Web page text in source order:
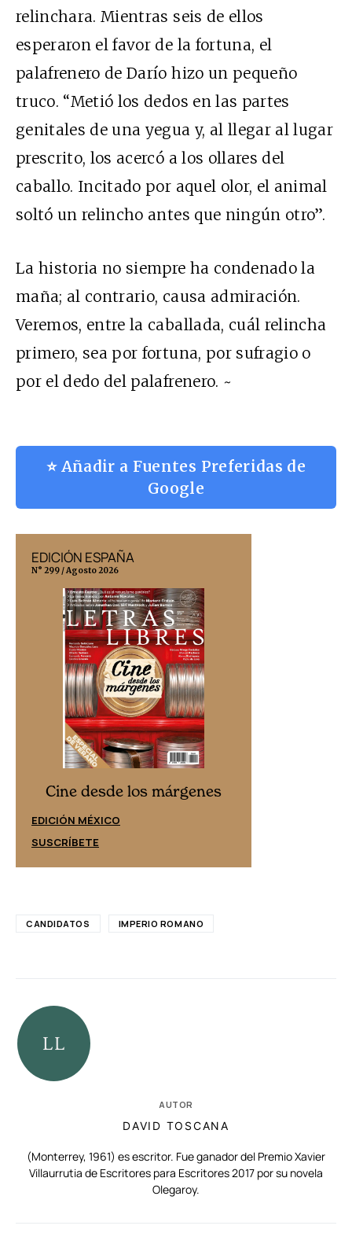
relinchara. Mientras seis de ellos
esperaron el favor de la fortuna, el
palafrenero de Darío hizo un pequeño
truco. “Metió los dedos en las partes
genitales de una yegua y, al llegar al lugar
prescrito, los acercó a los ollares del
caballo. Incitado por aquel olor, el animal
soltó un relincho antes que ningún otro”.
La historia no siempre ha condenado la
maña; al contrario, causa admiración.
Veremos, entre la caballada, cuál relincha
primero, sea por fortuna, por sufragio o
por el dedo del palafrenero. ~
⭐ Añadir a Fuentes Preferidas de
Google
EDICIÓN ESPAÑA
N° 299 / Agosto 2026
Cine desde los márgenes
EDICIÓN MÉXICO
SUSCRÍBETE
CANDIDATOS IMPERIO ROMANO
AUTOR
DAVID TOSCANA
(Monterrey, 1961) es escritor. Fue ganador del Premio Xavier
Villaurrutia de Escritores para Escritores 2017 por su novela
Olegaroy.